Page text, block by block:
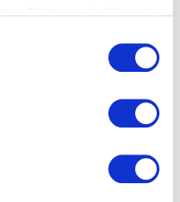
eindeutiger. Zusätzlich
und Berichte der
entweder beanstandet
im Verein und
obliegt der
im Verein